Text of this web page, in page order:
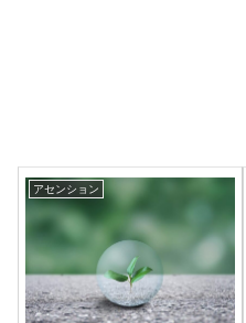
アセンション